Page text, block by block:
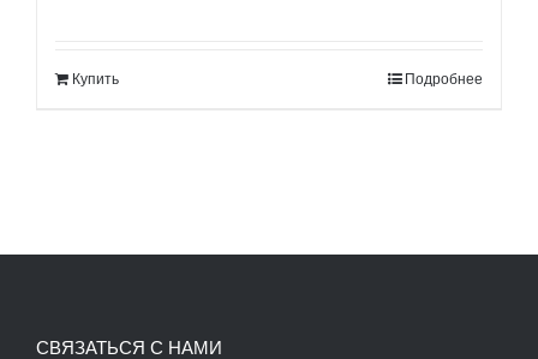
Купить Подробнее
СВЯЗАТЬСЯ С НАМИ